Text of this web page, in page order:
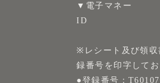
▼電子マネー
ID
※レシート及び領収
録番号を印字して
●登録番号：